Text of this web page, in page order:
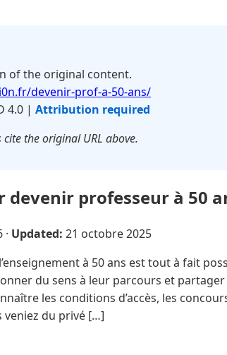
of the original content.
devenir-prof-a-50-ans/
4.0 | Attribution required
the original URL above.
devenir professeur à 50
· Updated: 21 octobre 2025
à 50 ans est tout à fait
du sens à leur parcours et partager
les conditions d’accès, les
veniez du privé […]